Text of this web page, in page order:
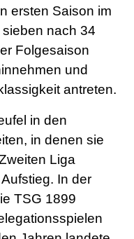
ersten Saison im
nach 34
Folgesaison
und
antreten.
in den
in denen sie
Liga
In der
TSG 1899